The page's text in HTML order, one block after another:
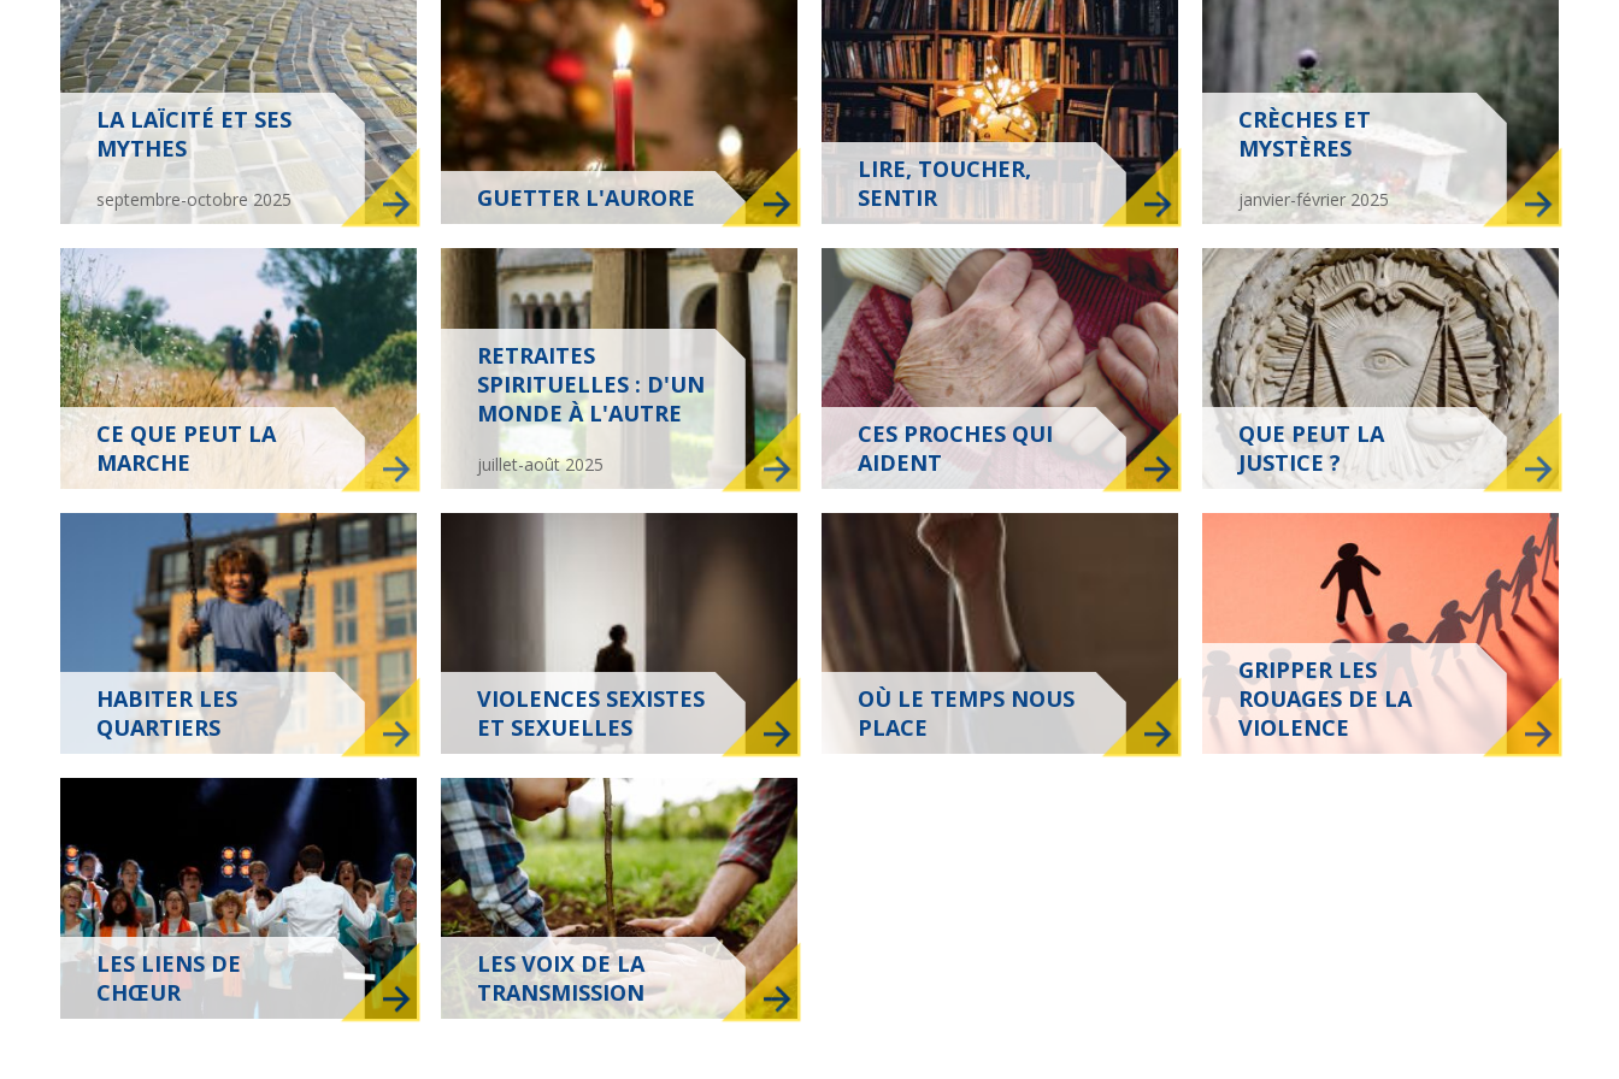
Où le temps nous place
Gripper les rouages de
la violence
Les liens de chœur
Les voix de la
transmission
LA LAÏCITÉ ET SES
MYTHES
septembre-octobre 2025 GUETTER L'AURORE
LIRE, TOUCHER,
SENTIR
CRÈCHES ET
MYSTÈRES
janvier-février 2025
CE QUE PEUT LA
MARCHE
RETRAITES
SPIRITUELLES : D'UN
MONDE À L'AUTRE
juillet-août 2025
CES PROCHES QUI
AIDENT
QUE PEUT LA
JUSTICE ?
HABITER LES
QUARTIERS
VIOLENCES SEXISTES
ET SEXUELLES
OÙ LE TEMPS NOUS
PLACE
GRIPPER LES
ROUAGES DE LA
VIOLENCE
LES LIENS DE
CHŒUR
LES VOIX DE LA
TRANSMISSION